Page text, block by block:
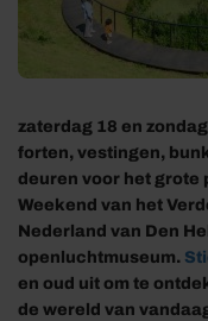
zaterdag 18 en
forten, vestingen,
deuren voor het grote
Weekend van het
Nederland van Den
openluchtmuseum.
en oud uit om te
de wereld van